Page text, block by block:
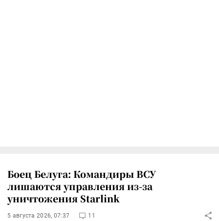
Боец Белуга: Командиры ВСУ
лишаются управления из-за
уничтожения Starlink
5 августа 2026, 07:37 11